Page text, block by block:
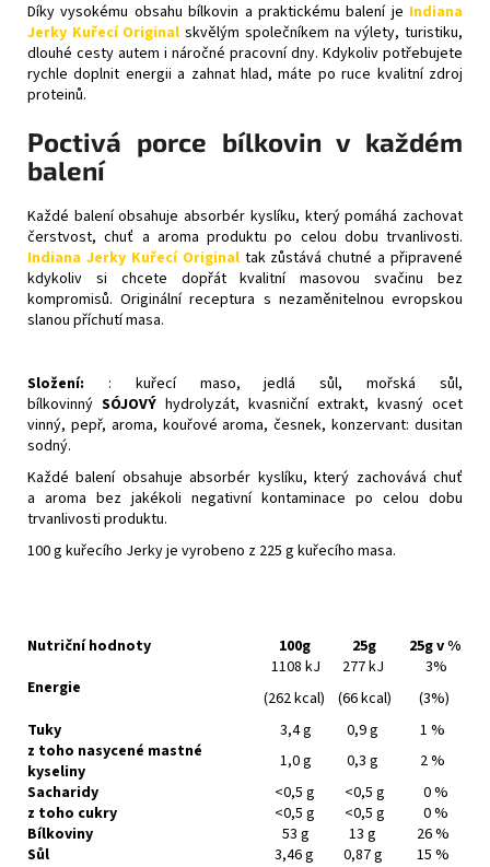
Díky vysokému obsahu bílkovin a praktickému balení je Indiana
Jerky Kuřecí Original skvělým společníkem na výlety, turistiku,
dlouhé cesty autem i náročné pracovní dny. Kdykoliv potřebujete
rychle doplnit energii a zahnat hlad, máte po ruce kvalitní zdroj
proteinů.
Poctivá porce bílkovin v každém
balení
Každé balení obsahuje absorbér kyslíku, který pomáhá zachovat
čerstvost, chuť a aroma produktu po celou dobu trvanlivosti.
Indiana Jerky Kuřecí Originaltak zůstává chutné a připravené
kdykoliv si chcete dopřát kvalitní masovou svačinu bez
kompromisů.Originální receptura s nezaměnitelnou evropskou
slanou příchutí masa.
Složení:
: kuřecí maso, jedlá sůl, mořská sůl,
bílkovinný SÓJOVÝ hydrolyzát, kvasniční extrakt, kvasný ocet
vinný, pepř, aroma, kouřové aroma, česnek, konzervant: dusitan
sodný.
Každé balení obsahuje absorbér kyslíku, který zachovává chuť
a aroma bez jakékoli negativní kontaminace po celou dobu
trvanlivosti produktu.
100 g kuřecího Jerky je vyrobeno z 225 g kuřecího masa.
Nutriční hodnoty 100g 25g
25g v %
Energie
1108 kJ
(262 kcal)
277 kJ
(66 kcal)
3%
(3%)
Tuky
3,4 g 0,9 g
1 %
z toho nasycené mastné
kyseliny
1,0 g 0,3 g
2 %
Sacharidy
<0,5 g <0,5 g
0 %
z toho cukry
<0,5 g <0,5 g
0 %
Bílkoviny
53 g 13 g
26 %
Sůl
3,46 g 0,87 g 15 %